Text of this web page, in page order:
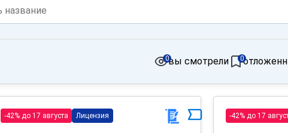
вы смотрели
0 0
-42% до 17 августа Лицензия -42% до 17